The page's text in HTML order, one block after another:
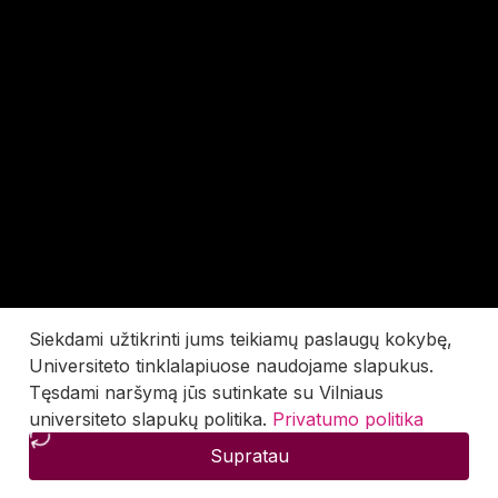
Siekdami užtikrinti jums teikiamų paslaugų kokybę,
Universiteto tinklalapiuose naudojame slapukus.
Tęsdami naršymą jūs sutinkate su Vilniaus
universiteto slapukų politika. Privatumo politika
Supratau